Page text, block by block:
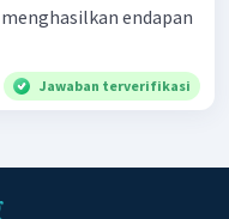
endapan
Jawaban terverifikasi